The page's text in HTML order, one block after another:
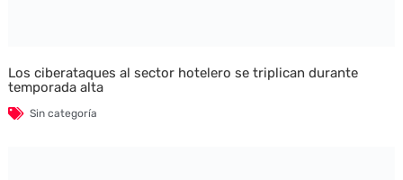
Los ciberataques al sector hotelero se triplican durante
temporada alta
Sin categoría